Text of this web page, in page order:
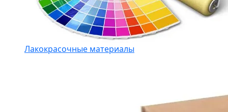
Лакокрасочные материалы